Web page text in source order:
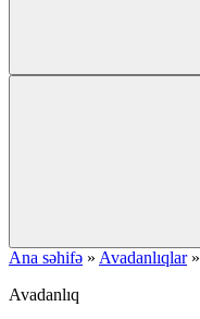
Ana səhifə » Avadanlıqlar»
Avadanlıq